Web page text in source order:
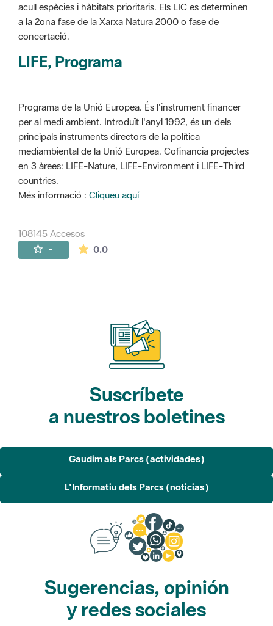
acull espècies i hàbitats prioritaris. Els LIC es determinen
a la 2ona fase de la Xarxa Natura 2000 o fase de
concertació.
LIFE, Programa
Programa de la Unió Europea. És l'instrument financer
per al medi ambient. Introduït l'anyl 1992, és un dels
principals instruments directors de la política
mediambiental de la Unió Europea. Cofinancia projectes
en 3 àrees: LIFE-Nature, LIFE-Environment i LIFE-Third
countries.
Més informació : Cliqueu aquí
108145 Accesos
- 0.0La valoración media es de 0 estrellas de
Suscríbete
a nuestros boletines
Gaudim als Parcs (actividades)
L'Informatiu dels Parcs (noticias)
Sugerencias, opinión
y redes sociales